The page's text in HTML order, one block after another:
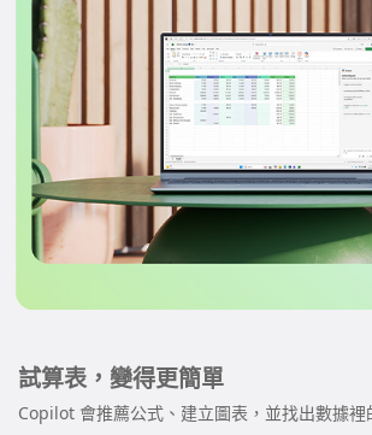
試算表，變得更簡單
Copilot 會推薦公式、建立圖表，並找出數據裡